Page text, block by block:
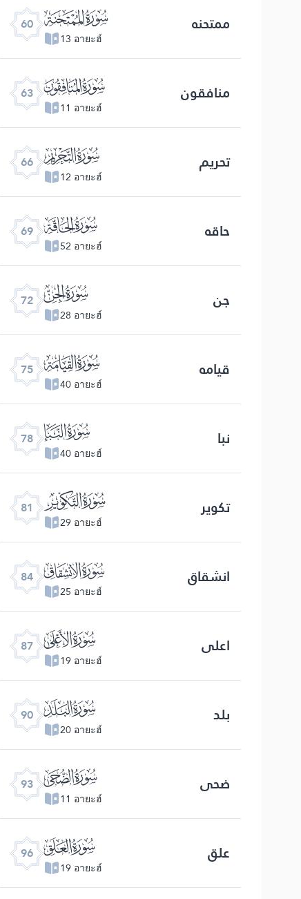
60 ﯩ
13 อายะฮ์
ممتحنه
63 ﯬ
11 อายะฮ์
منافقون
66 ﯯ
12 อายะฮ์
تحریم
69 ﯲ
52 อายะฮ์
حاقه
72 ﯵ
28 อายะฮ์
جن
75 ﯸ
40 อายะฮ์
قیامه
78 ﯻ
40 อายะฮ์
نبا
81 ﯾ
29 อายะฮ์
تکویر
84 ﰁ
25 อายะฮ์
انشقاق
87 ﰄ
19 อายะฮ์
اعلی
90 ﰇ
20 อายะฮ์
بلد
93 ﰊ
11 อายะฮ์
ضحی
96 ﰍ
19 อายะฮ์
علق